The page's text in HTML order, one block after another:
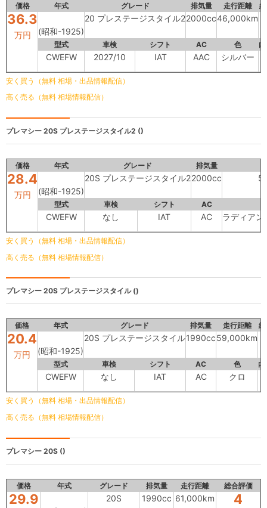
価格 年式 グレード 排気量 走行距離
36.3
万円 (昭和-1925)
20 プレステージスタイル22000cc46,000km
型式 車検 シフト AC 色
CWEFW 2027/10 IAT AAC シルバー
安く買う（無料 相場・出品情報配信）
高く売る（無料 相場情報配信）
プレマシー 20S プレステージスタイル2 ()
価格 年式 グレード 排気量
28.4
万円 (昭和-1925)
20S プレステージスタイル22000cc
型式 車検 シフト AC
CWEFW なし IAT AC ラディアン
安く買う（無料 相場・出品情報配信）
高く売る（無料 相場情報配信）
プレマシー 20S プレステージスタイル ()
価格 年式 グレード 排気量 走行距離
20.4
万円 (昭和-1925)
20S プレステージスタイル1990cc59,000km
型式 車検 シフト AC 色 内
CWEFW なし IAT AC クロ
安く買う（無料 相場・出品情報配信）
高く売る（無料 相場情報配信）
プレマシー 20S ()
価格 年式 グレード 排気量 走行距離 総合評価
29.9 20S 1990cc 61,000km 4